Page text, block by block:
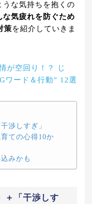
な気持ちを抱くの
な気疲れを防ぐため
策を紹介していきま
が空回り！？ じ
ワード＆行動” 12選
渉しすぎ」
ての心得10か
みかも
＋「干渉しす